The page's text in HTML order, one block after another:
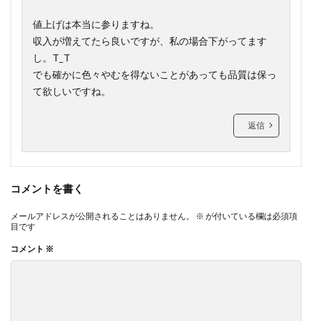
値上げは本当に参りますね。
収入が増えてたら良いですが、私の場合下がってます
し。T_T
でも確かに色々やむを得ないことがあっても品質は保っ
て欲しいですね。
返信
コメントを書く
メールアドレスが公開されることはありません。 ※ が付いている欄は必須項
目です
コメント ※